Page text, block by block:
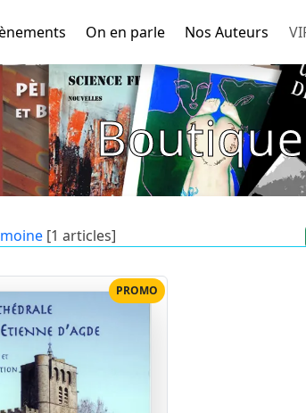
On en parle Nos Auteurs
Boutique
[1 articles]
PROMO